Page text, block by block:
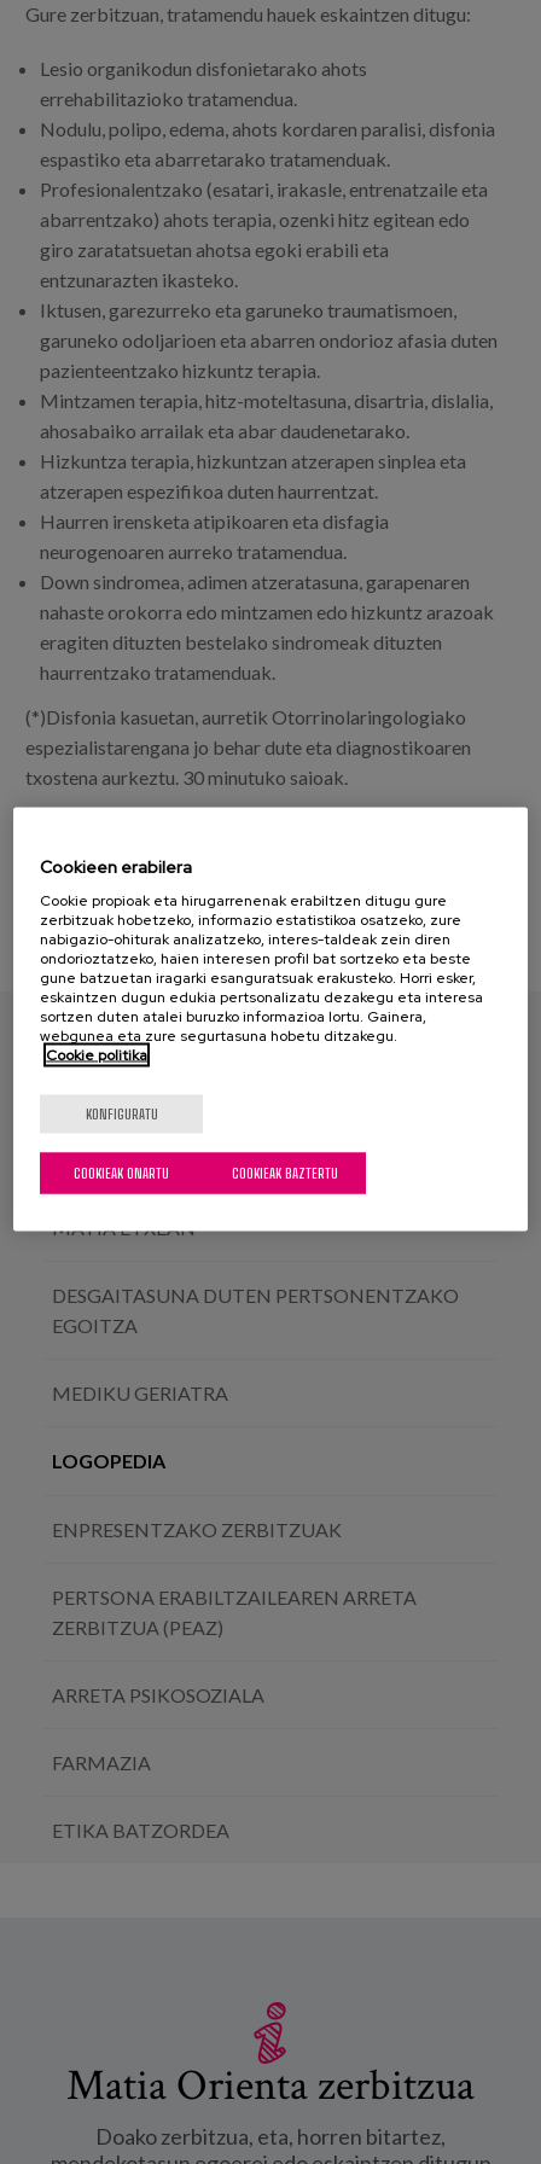
Egizu lan gurekin
es
eu
Gure zerbitzuan, tratamendu hauek eskaintzen ditugu:
Lesio organikodun disfonietarako ahots
errehabilitazioko tratamendua.
Nodulu, polipo, edema, ahots kordaren paralisi, disfonia
espastiko eta abarretarako tratamenduak.
Profesionalentzako (esatari, irakasle, entrenatzaile eta
abarrentzako) ahots terapia, ozenki hitz egitean edo
giro zaratatsuetan ahotsa egoki erabili eta
entzunarazten ikasteko.
Iktusen, garezurreko eta garuneko traumatismoen,
garuneko odoljarioen eta abarren ondorioz afasia duten
pazienteentzako hizkuntz terapia.
Mintzamen terapia, hitz-moteltasuna, disartria, dislalia,
ahosabaiko arrailak eta abar daudenetarako.
Hizkuntza terapia, hizkuntzan atzerapen sinplea eta
atzerapen espezifikoa duten haurrentzat.
Haurren irensketa atipikoaren eta disfagia
neurogenoaren aurreko tratamendua.
Down sindromea, adimen atzeratasuna, garapenaren
nahaste orokorra edo mintzamen edo hizkuntz arazoak
eragiten dituzten bestelako sindromeak dituzten
haurrentzako tratamenduak.
(*)Disfonia kasuetan, aurretik Otorrinolaringologiako
espezialistarengana jo behar dute eta diagnostikoaren
txostena aurkeztu. 30 minutuko saioak.
ADINEKOENTZAKO EGOITZAK
EGUNEKO ZENTROA
ERREHABILITAZIOA ETA FISIOTERAPIA
MATIA ETXEAN
DESGAITASUNA DUTEN PERTSONENTZAKO
EGOITZA
MEDIKU GERIATRA
LOGOPEDIA
ENPRESENTZAKO ZERBITZUAK
PERTSONA ERABILTZAILEAREN ARRETA
ZERBITZUA (PEAZ)
ARRETA PSIKOSOZIALA
FARMAZIA
ETIKA BATZORDEA
Matia Orienta zerbitzua
Doako zerbitzua, eta, horren bitartez,
Cookieen erabilera
Cookie propioak eta hirugarrenenak erabiltzen ditugu gure
zerbitzuak hobetzeko, informazio estatistikoa osatzeko, zure
nabigazio-ohiturak analizatzeko, interes-taldeak zein diren
ondorioztatzeko, haien interesen profil bat sortzeko eta beste
gune batzuetan iragarki esanguratsuak erakusteko. Horri esker,
eskaintzen dugun edukia pertsonalizatu dezakegu eta interesa
sortzen duten atalei buruzko informazioa lortu. Gainera,
webgunea eta zure segurtasuna hobetu ditzakegu.
Cookie politika
KONFIGURATU
COOKIEAK BAZTERTU
COOKIEAK ONARTU